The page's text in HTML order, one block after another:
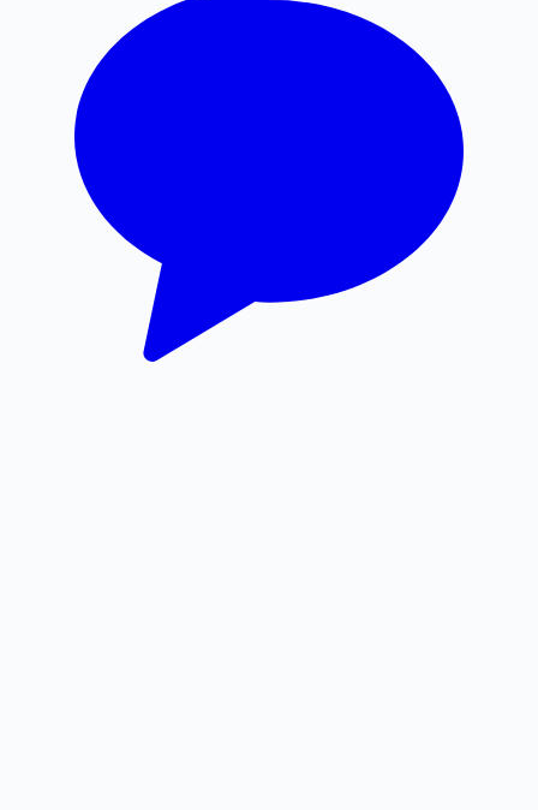
서초이혼변호사
인스타 좋아요 구매